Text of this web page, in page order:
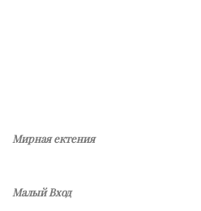
Мирная ектения
Малый Вход